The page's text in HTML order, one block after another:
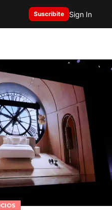
Suscribite Sign In